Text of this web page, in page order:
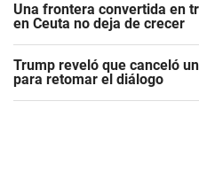
Una frontera convertida en
en Ceuta no deja de crecer
Trump reveló que canceló
para retomar el diálogo